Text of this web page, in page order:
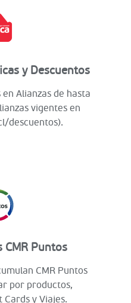
y Descuentos
Alianzas de hasta
vigentes en
descuentos).
CMR Puntos
CMR Puntos
por productos,
y Viajes.